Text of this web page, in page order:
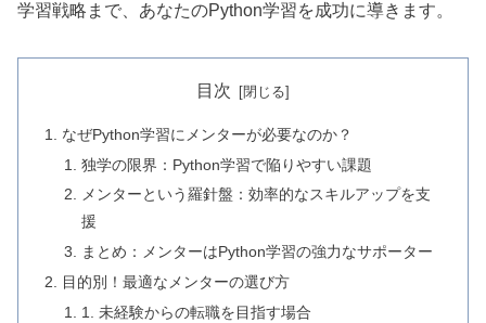
学習戦略まで、あなたのPython学習を成功に導きます。
目次
なぜPython学習にメンターが必要なのか？
独学の限界：Python学習で陥りやすい課題
メンターという羅針盤：効率的なスキルアップを支
援
まとめ：メンターはPython学習の強力なサポーター
目的別！最適なメンターの選び方
1. 未経験からの転職を目指す場合